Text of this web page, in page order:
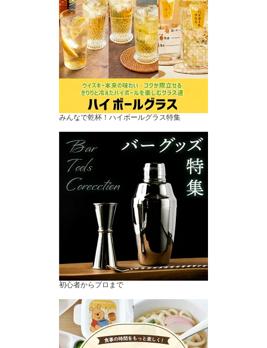
みんなで乾杯！ハイボールグラス特集
初心者からプロまで